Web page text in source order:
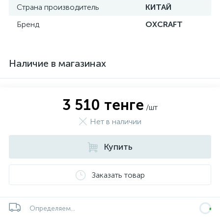
Страна производитель
КИТАЙ
Бренд
OXCRAFT
Наличие в магазинах
3 510 тенге /шт
Нет в наличии
Купить
Заказать товар
Определяем...